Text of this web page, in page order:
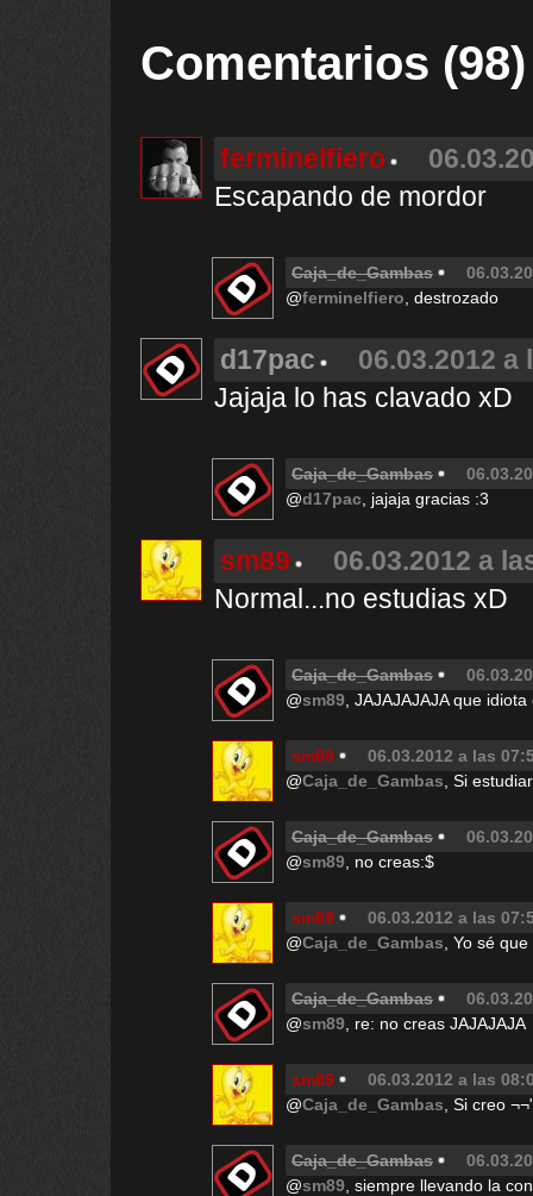
Comentarios (98)
ferminelfiero
Escapando de mordor
Caja_de_Gambas
@ferminelfiero , destrozado
d17pac
06.03.2012 a
Jajaja lo has clavado xD
Caja_de_Gambas
@d17pac , jajaja gracias :3
sm89
06.03.2012 a
Normal...no estudias xD
Caja_de_Gambas
@sm89 , JAJAJAJAJA que
sm89
06.03.2012 a las
@Caja_de_Gambas , Si
Caja_de_Gambas
@sm89 , no creas:$
sm89
06.03.2012 a las
@Caja_de_Gambas , Yo sé
Caja_de_Gambas
@sm89 , re: no creas JAJAJAJA
sm89
06.03.2012 a las
@Caja_de_Gambas , Si creo
Caja_de_Gambas
@sm89 , siempre llevando la